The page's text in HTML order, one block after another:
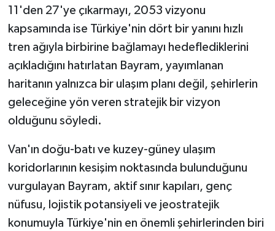
11'den 27'ye çıkarmayı, 2053 vizyonu
kapsamında ise Türkiye'nin dört bir yanını hızlı
tren ağıyla birbirine bağlamayı hedeflediklerini
açıkladığını hatırlatan Bayram, yayımlanan
haritanın yalnızca bir ulaşım planı değil, şehirlerin
geleceğine yön veren stratejik bir vizyon
olduğunu söyledi.
Van'ın doğu-batı ve kuzey-güney ulaşım
koridorlarının kesişim noktasında bulunduğunu
vurgulayan Bayram, aktif sınır kapıları, genç
nüfusu, lojistik potansiyeli ve jeostratejik
konumuyla Türkiye'nin en önemli şehirlerinden biri